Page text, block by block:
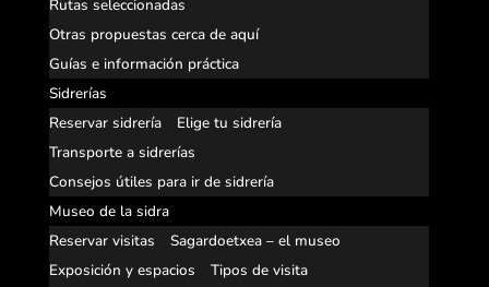
Rutas seleccionadas
Otras propuestas cerca de aquí
Guías e información práctica
Sidrerías
Reservar sidrería
Elige tu sidrería
Transporte a sidrerías
Consejos útiles para ir de sidrería
Museo de la sidra
Reservar visitas
Sagardoetxea – el museo
Exposición y espacios
Tipos de visita